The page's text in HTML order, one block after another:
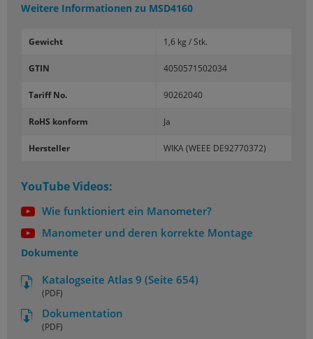
Weitere Informationen zu MSD4160
Gewicht 1,6 kg / Stk.
GTIN 4050571502034
Tariff No. 90262040
RoHS konform Ja
Hersteller WIKA (WEEE DE92770372)
YouTube Videos:
Wie funktioniert ein Manometer?
Manometer und deren korrekte Montage
Dokumente
Katalogseite Atlas 9 (Seite 654)
(PDF)
Dokumentation
(PDF)